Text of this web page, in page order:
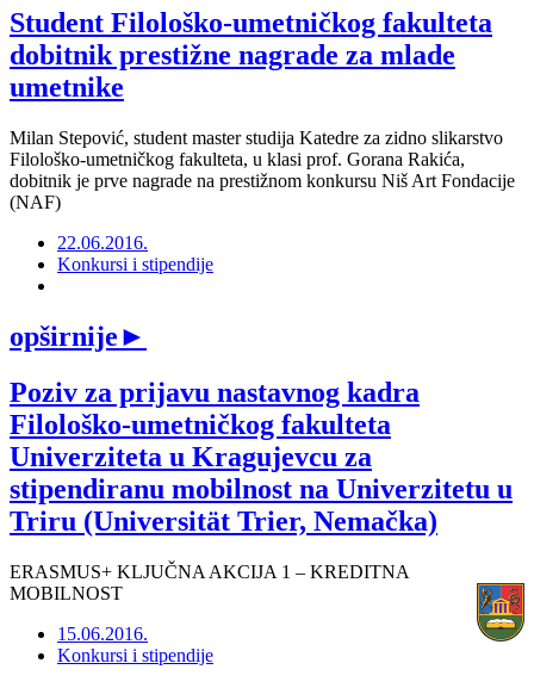
Student Filološko-umetničkog fakulteta
dobitnik prestižne nagrade za mlade
umetnike
Milan Stepović, student master studija Katedre za zidno slikarstvo
Filološko-umetničkog fakulteta, u klasi prof. Gorana Rakića,
dobitnik je prve nagrade na prestižnom konkursu Niš Art Fondacije
(NAF)
22.06.2016.
Konkursi i stipendije
opširnije►
Poziv za prijavu nastavnog kadra
Filološko-umetničkog fakulteta
Univerziteta u Kragujevcu za
stipendiranu mobilnost na Univerzitetu u
Triru (Universität Trier, Nemačka)
ERASMUS+ KLJUČNA AKCIJA 1 – KREDITNA
MOBILNOST
15.06.2016.
Konkursi i stipendije